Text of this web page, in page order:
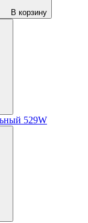
В корзину